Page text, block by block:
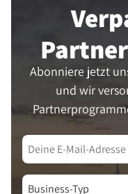
Abonniere jetzt
und wir